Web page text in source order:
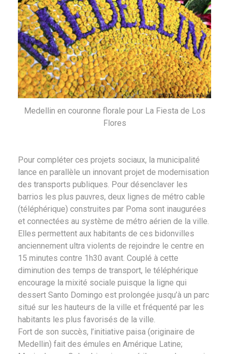
Medellin en couronne florale pour La Fiesta de Los
Flores
Pour compléter ces projets sociaux, la municipalité
lance en parallèle un innovant projet de modernisation
des transports publiques. Pour désenclaver les
barrios les plus pauvres, deux lignes de métro cable
(téléphérique) construites par Poma sont inaugurées
et connectées au système de métro aérien de la ville.
Elles permettent aux habitants de ces bidonvilles
anciennement ultra violents de rejoindre le centre en
15 minutes contre 1h30 avant. Couplé à cette
diminution des temps de transport, le téléphérique
encourage la mixité sociale puisque la ligne qui
dessert Santo Domingo est prolongée jusqu’à un parc
situé sur les hauteurs de la ville et fréquenté par les
habitants les plus favorisés de la ville.
Fort de son succès, l’initiative paisa (originaire de
Medellin) fait des émules en Amérique Latine;